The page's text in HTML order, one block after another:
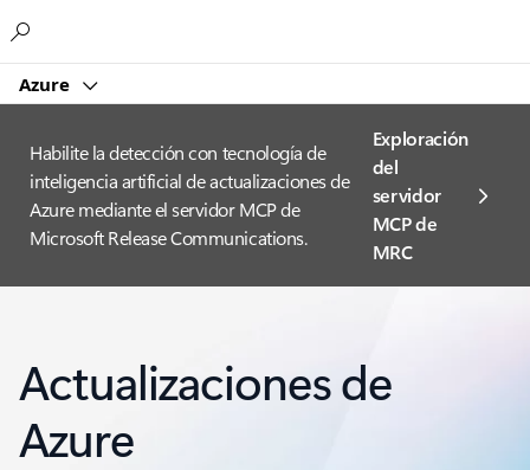
Azure
Habilite la detección con tecnología de
inteligencia artificial de actualizaciones de
Azure mediante el servidor MCP de
Microsoft Release Communications.
Exploración
del
servidor
MCP de
MRC
Actualizaciones de
Azure